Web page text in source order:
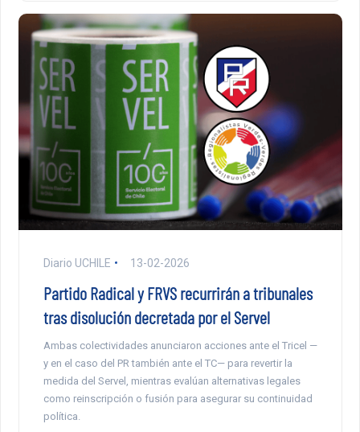
Diario UCHILE 13-02-2026
Partido Radical y FRVS recurrirán a tribunales
tras disolución decretada por el Servel
Ambas colectividades anunciaron acciones ante el Tricel —
y en el caso del PR también ante el TC— para revertir la
medida del Servel, mientras evalúan alternativas legales
como reinscripción o fusión para asegurar su continuidad
política.